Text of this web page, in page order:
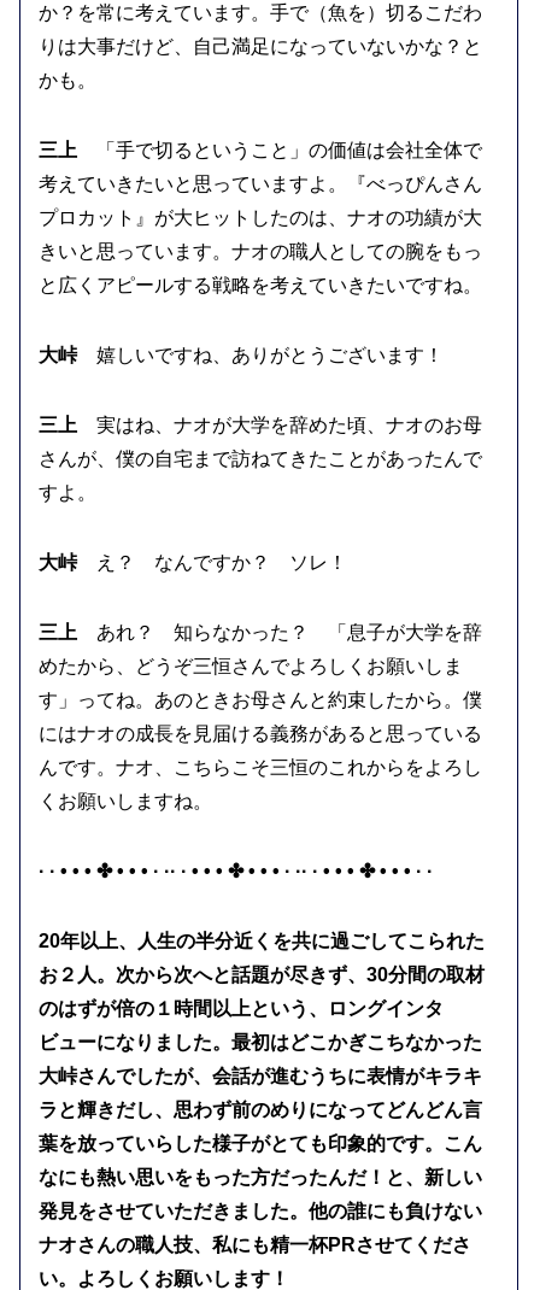
か？を常に考えています。手で（魚を）切るこだわ
りは大事だけど、自己満足になっていないかな？と
かも。
三上 「手で切るということ」の価値は会社全体で
考えていきたいと思っていますよ。『べっぴんさん
プロカット』が大ヒットしたのは、ナオの功績が大
きいと思っています。ナオの職人としての腕をもっ
と広くアピールする戦略を考えていきたいですね。
大峠嬉しいですね、ありがとうございます！
三上 実はね、ナオが大学を辞めた頃、ナオのお母
さんが、僕の自宅まで訪ねてきたことがあったんで
すよ。
大峠え？ なんですか？ ソレ！
三上 あれ？ 知らなかった？ 「息子が大学を辞
めたから、どうぞ三恒さんでよろしくお願いしま
す」ってね。あのときお母さんと約束したから。僕
にはナオの成長を見届ける義務があると思っている
んです。ナオ、こちらこそ三恒のこれからをよろし
くお願いしますね。
· · • • • ✤ • • • · ·· · • • • ✤ • • • · ·· · • • • ✤ • • • · ·
20年以上、人生の半分近くを共に過ごしてこられた
お２人。次から次へと話題が尽きず、30分間の取材
のはずが倍の１時間以上という、ロングインタ
ビューになりました。最初はどこかぎこちなかった
大峠さんでしたが、会話が進むうちに表情がキラキ
ラと輝きだし、思わず前のめりになってどんどん言
葉を放っていらした様子がとても印象的です。こん
なにも熱い思いをもった方だったんだ！と、新しい
発見をさせていただきました。他の誰にも負けない
ナオさんの職人技、私にも精一杯PRさせてくださ
い。よろしくお願いします！